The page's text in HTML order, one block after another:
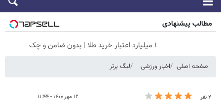
مطالب پیشنهادی
۱ میلیارد اعتبار خرید طلا | بدون ضامن و چک
صفحه اصلی اخبار ورزشی لیگ برتر
۲ نفر ۱۲ مهر ۱۴۰۰ - ۱۱:۴۴